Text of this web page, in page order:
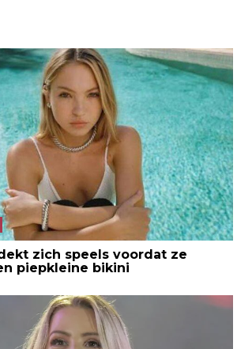
zich speels voordat ze
piepkleine bikini